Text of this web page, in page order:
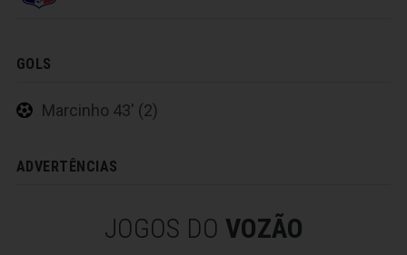
GOLS
Marcinho 43' (2)
ADVERTÊNCIAS
JOGOS DO VOZÃO